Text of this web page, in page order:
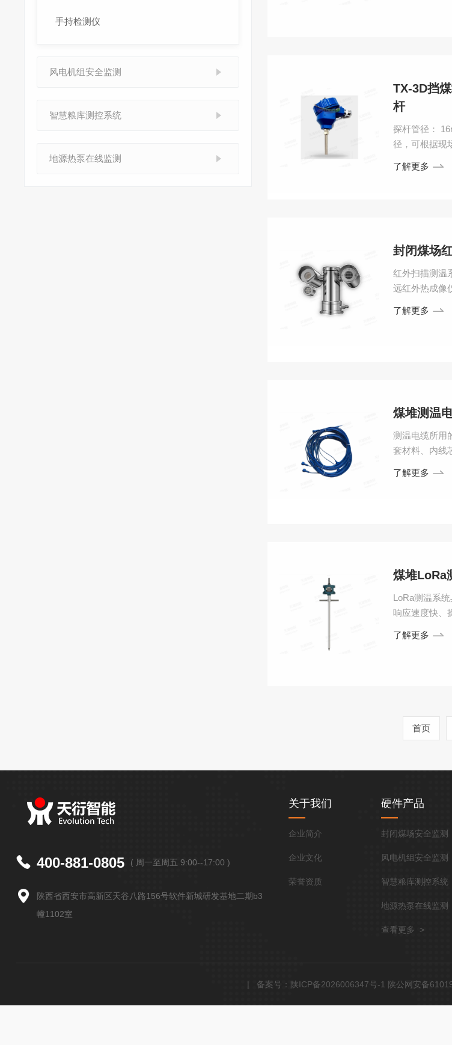
手持检测仪
风电机组安全监测
智慧粮库测控系统
地源热泵在线监测
TX-3D挡
杆
探杆管径：
径，可根据现
800mm（默认
了解更多
封闭煤场
红外扫描测温
远红外热成像
度阀值时通过
了解更多
煤堆测温
测温电缆所用
套材料、内线
均采用100%
了解更多
煤堆LoRa
LoRa测温系统
响应速度快、
性等优良特性
了解更多
首页
400-881-0805 ( 周一至周五 9:00--17:00 )
陕西省西安市高新区天谷八路156号软件新城研发基地二期b3
幢1102室
关于我们
企业简介
企业文化
荣誉资质
硬件产品
封闭煤场安全监测
风电机组安全监测
智慧粮库测控系统
地源热泵在线监测
查看更多 >
| 备案号：陕ICP备2026006347号-1 陕公网安备